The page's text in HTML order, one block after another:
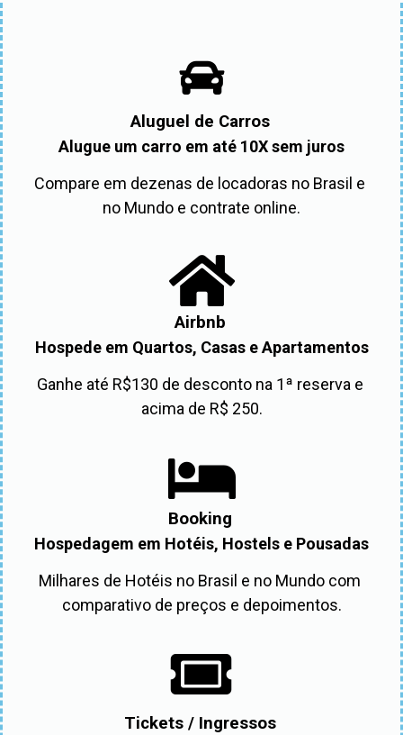
Aluguel de Carros
Alugue um carro em até 10X sem juros
Compare em dezenas de locadoras no Brasil e
no Mundo e contrate online.
Airbnb
Hospede em Quartos, Casas e Apartamentos
Ganhe até R$130 de desconto na 1ª reserva e
acima de R$ 250.
Booking
Hospedagem em Hotéis, Hostels e Pousadas
Milhares de Hotéis no Brasil e no Mundo com
comparativo de preços e depoimentos.
Tickets / Ingressos